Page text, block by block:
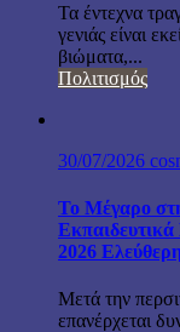
Τα έντεχνα
γενιάς είναι
βιώματα,...
Πολιτισμός
30/07/2026
Το Μέγαρο
2026
Μετά την
επανέρχεται